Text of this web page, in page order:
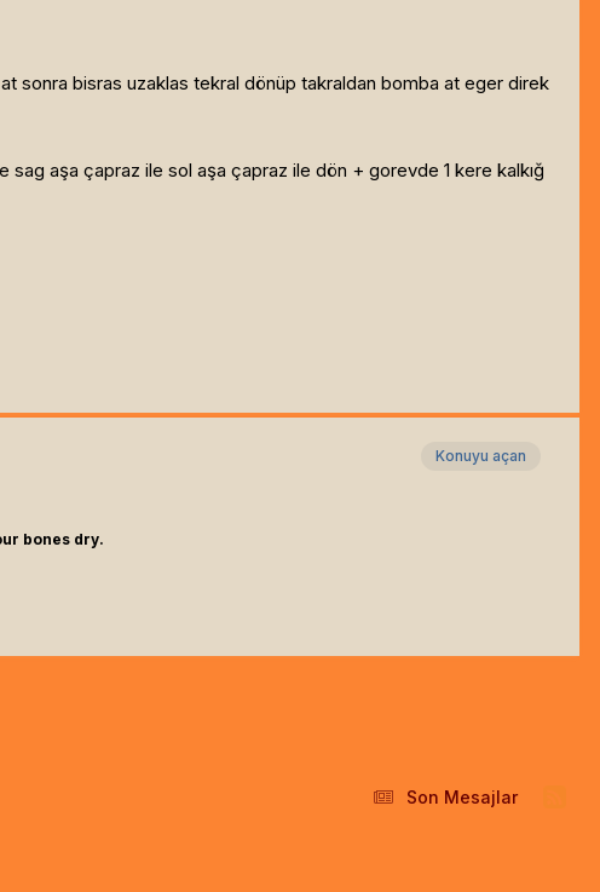
sonra bisras uzaklas tekral dönüp takraldan bomba at eger direk
aşa çapraz ile sol aşa çapraz ile dön + gorevde 1 kere kalkığ
Konuyu açan
bones dry.
Son Mesajlar